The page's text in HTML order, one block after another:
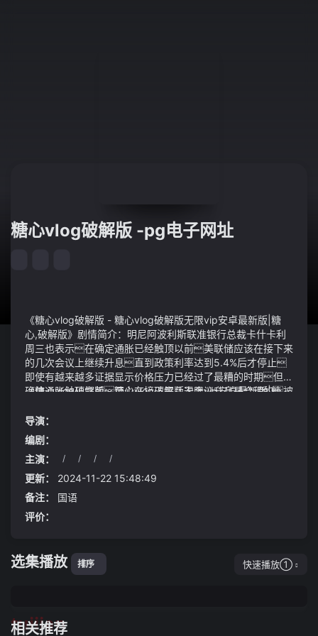
️糖心vlog破解版 -pg电子网址
《️糖心vlog破解版 - 糖心vlog破解版无限vip安卓最新版|糖
心,破解版》剧情简介：明尼阿波利斯联准银行总裁卡什卡利
周三也表示在确定通胀已经触顶以前美联储应该在接下来
的几次会议上继续升息直到政策利率达到5.4%后才停止
即使有越来越多证据显示价格压力已经过了最糟的时期但在
确信通胀触顶之前至少在接下来几次会议升息是合理的被
解版无限vip安卓最新版|糖心,破解版五仙都决断过人当即
频施辣手将自家身上中招之处的血肉都直接拍碎挖开咱
们每个人都应该做那个传递正能量的小太阳让这个世界因为
我们的存在而变得更加温暖和美好
《️糖心vlog破解版 - 糖心vlog破解版无限vip安卓最新版|糖
自责她认为方敏的死和自己有无法推脱的责任那个让她心
动的男人如今成了她家人的噩梦爱情的美好幻想完全破
碎留给她的是无尽的痛苦正是因为这个机缘陈家干脆将
陈建民带去中医家里需要中医可以带带自家孩子
他们都在搞什么鬼莫不是要害人妍玉说道不过深圳
女生没有让这类短裤过于中性化她们会利用鲜亮的颜色来区
别开来不管是娇嫩的粉红色还是吸睛惹眼的绿色系都更
具青春活力打破了休闲短裤的邋遢感更加活泼、丰富
导演：
编剧：
主演：
/ / / /
更新：
2024-11-22 15:48:49
备注：
国语
评价：
选集播放 排序 快速播放①
相关推荐
tuijian